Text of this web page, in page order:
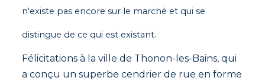
n'existe pas encore sur le marché et qui se
distingue de ce qui est existant.
Félicitations à la ville de Thonon-les-Bains, qui
a conçu un superbe cendrier de rue en forme